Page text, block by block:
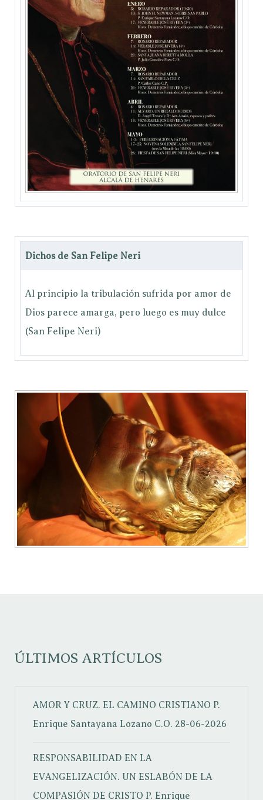
Dichos de San Felipe Neri
Al principio la tribulación sufrida por amor de
Dios parece amarga, pero luego es muy dulce
(San Felipe Neri)
ÚLTIMOS ARTÍCULOS
AMOR Y CRUZ. EL CAMINO CRISTIANO P.
Enrique Santayana Lozano C.O. 28-06-2026
RESPONSABILIDAD EN LA
EVANGELIZACIÓN. UN ESLABÓN DE LA
COMPASIÓN DE CRISTO P. Enrique